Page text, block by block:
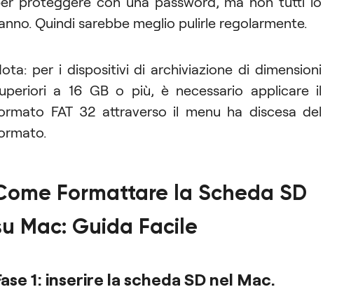
Quindi sarebbe meglio pulirle regolarmente.
per i dispositivi di archiviazione di dimensioni
a 16 GB o più, è necessario applicare il
FAT 32 attraverso il menu ha discesa del
Formattare la Scheda SD
Mac: Guida Facile
1: inserire la scheda SD nel Mac.